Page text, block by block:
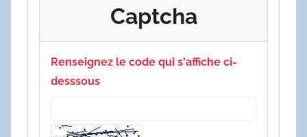
Captcha
Renseignez le code qui s'affiche ci-
desssous